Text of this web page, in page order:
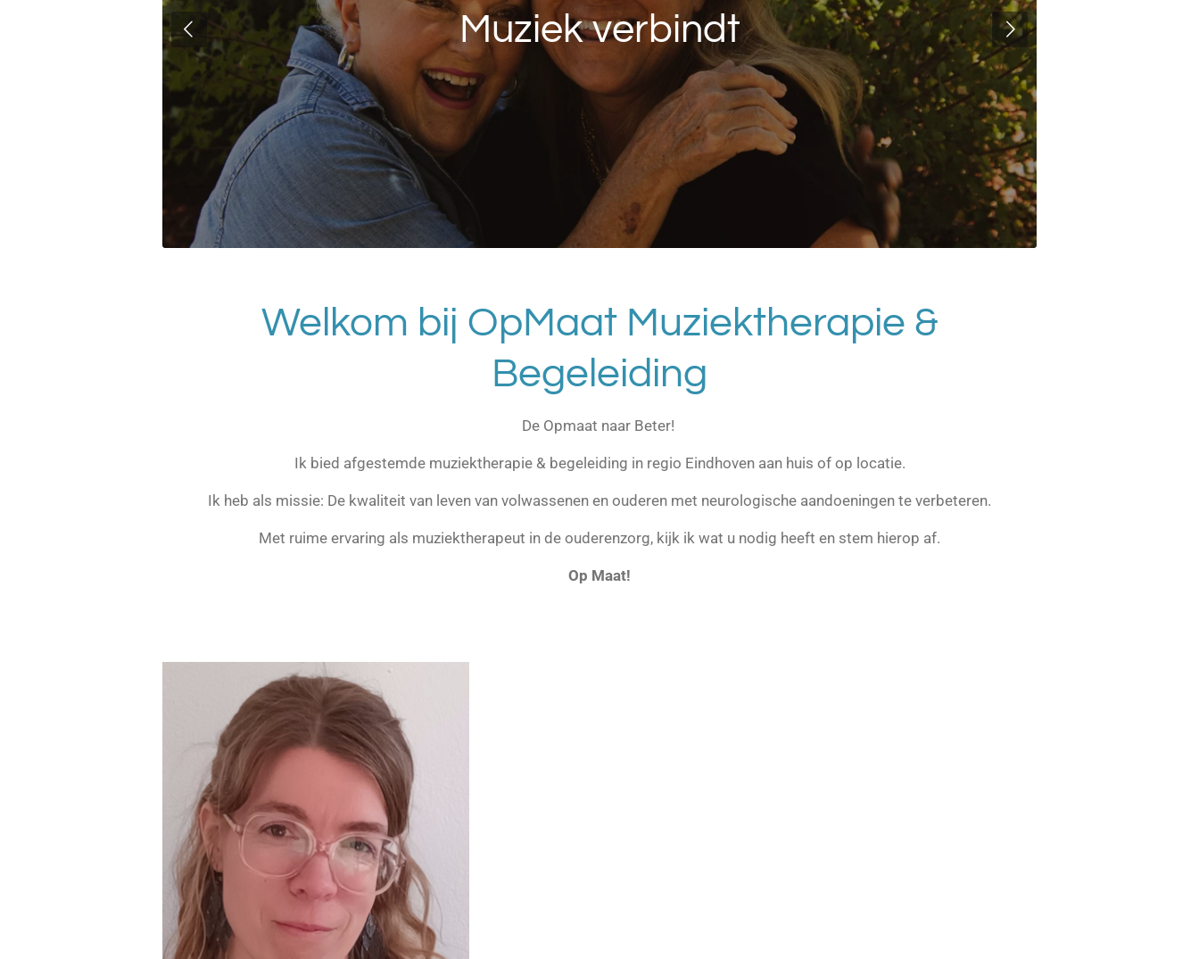
Muziek verbindt
Welkom bij OpMaat Muziektherapie &
Begeleiding
De Opmaat naar Beter!
Ik bied afgestemde muziektherapie & begeleiding in regio Eindhoven aan huis of op locatie.
Ik heb als missie: De kwaliteit van leven van volwassenen en ouderen met neurologische aandoeningen te verbeteren.
Met ruime ervaring als muziektherapeut in de ouderenzorg, kijk ik wat u nodig heeft en stem hierop af.
Op Maat!